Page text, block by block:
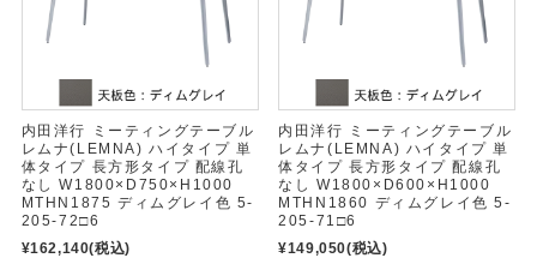
内田洋行 ミーティングテーブル
レムナ(LEMNA) ハイタイプ 単
体タイプ 長方形タイプ 配線孔
なし W1800×D750×H1000
MTHN1875 ディムグレイ色 5-
205-72□6
¥162,140(税込)
内田洋行 ミーティングテーブル
レムナ(LEMNA) ハイタイプ 単
体タイプ 長方形タイプ 配線孔
なし W1800×D600×H1000
MTHN1860 ディムグレイ色 5-
205-71□6
¥149,050(税込)